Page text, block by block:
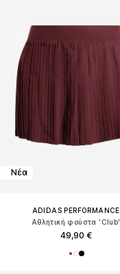
Νέα
ADIDAS PERFORMANCE
Αθλητική φούστα 'Club'
49,90 €